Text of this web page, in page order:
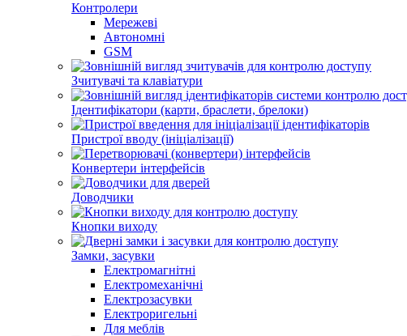
Контролери
Мережеві
Автономні
GSM
Зчитувачі та клавіатури
Ідентифікатори (карти, браслети, брелоки)
Пристрої вводу (ініціалізації)
Конвертери інтерфейсів
Доводчики
Кнопки виходу
Замки, засувки
Електромагнітні
Електромеханічні
Електрозасувки
Електроригельні
Для меблів